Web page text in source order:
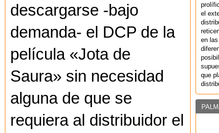
descargarse -bajo
demanda- el DCP de la
película «Jota de
Saura» sin necesidad
alguna de que se
requiera al distribuidor el
el
en
que